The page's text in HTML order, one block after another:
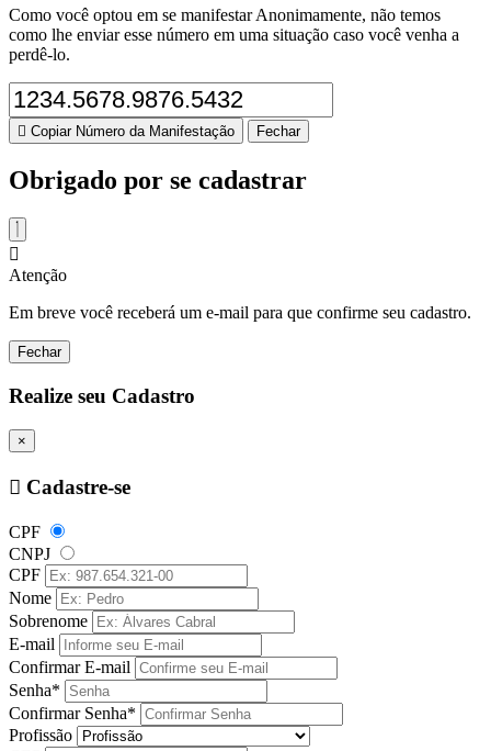
Como você optou em se manifestar Anonimamente, não temos
como lhe enviar esse número em uma situação caso você venha a
perdê-lo.
Copiar Número da Manifestação Fechar
Obrigado por se cadastrar
Atenção
Em breve você receberá um e-mail para que confirme seu cadastro.
Fechar
Realize seu Cadastro
×
Cadastre-se
CPF
CNPJ
CPF
Nome
Sobrenome
E-mail
Confirmar E-mail
Senha*
Confirmar Senha*
Profissão